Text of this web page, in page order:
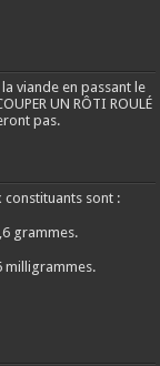
viande en passant le
UN RÔTI ROULÉ
pas.
constituants sont :
grammes.